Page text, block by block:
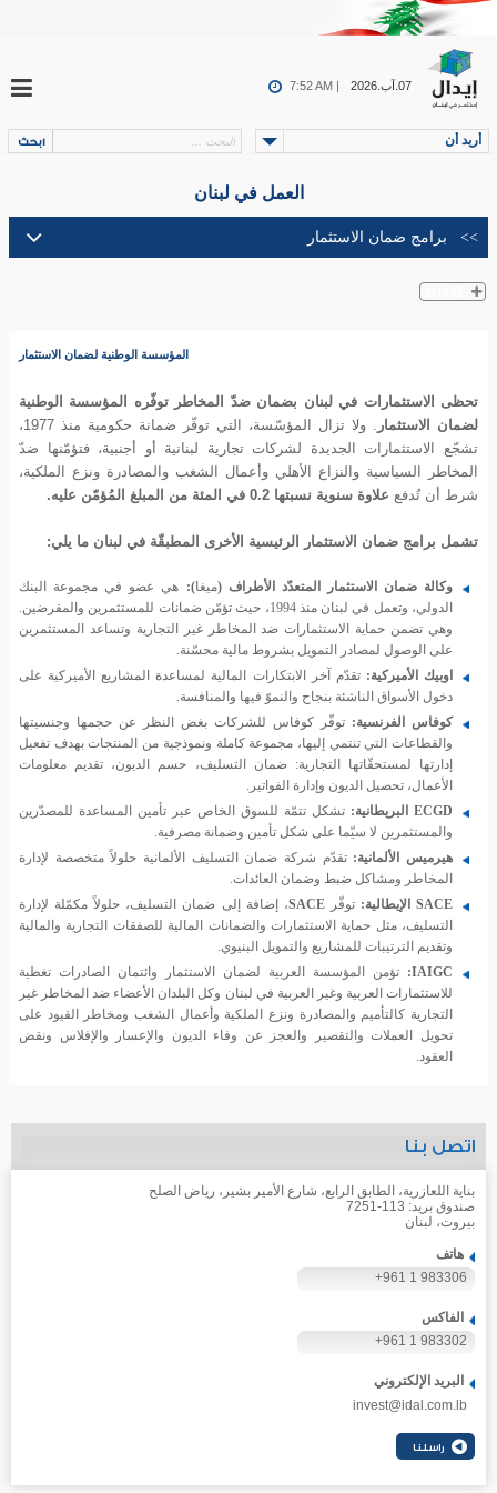
07.آب.2026 7:52 AM |
أريد أن
العمل في لبنان
المؤسسة الوطنية لضمان الاستثمار
تحظى الاستثمارات في لبنان بضمان ضدّ المخاطر توفّره المؤسسة الوطنية
لضمان الستثمار
. ولا تزال المؤسّسة، التي توفّر ضمانة حكومية منذ 1977،
تشجّع الاستثمارات الجديدة لشركات تجارية لبنانية أو أجنبية، فتؤمّنها ضدّ
المخاطر السياسية والنزاع الأهلي وأعمال الشغب والمصادرة ونزع الملكية،
شرط أن تُدفع علاوة سنوية نسبتها 0.2 في المئة من المبلغ المُؤمّن عليه.
تشمل برامج ضمان الاستثمار الرئيسية الأخرى المطبقّة في لبنان ما يلي:
وكالة ضمان الاستثمار المتعدّد الأطراف (ميغا): هي عضو في مجموعة البنك
الدولي، وتعمل في لبنان منذ 1994، حيث تؤمّن ضمانات للمستثمرين والمقرضين.
وهي تضمن حماية الاستثمارات ضد المخاطر غير التجارية وتساعد المستثمرين
على الوصول لمصادر التمويل بشروط مالية محسّنة.
اوبيك
الأميركية: تقدّم آخر الابتكارات المالية لمساعدة المشاريع الأميركية على
دخول الأسواق الناشئة بنجاح والنموّ فيها والمنافسة.
كوفاس
الفرنسية: توفّر كوفاس للشركات بغض النظر عن حجمها وجنسيتها
والقطاعات التي تنتمي إليها، مجموعة كاملة ونموذجية من المنتجات بهدف تفعيل
إدارتها لمستحقّاتها التجارية: ضمان التسليف، حسم الديون، تقديم معلومات
الأعمال، تحصيل الديون وإدارة الفواتير.
ECGD
البريطانية: تشكل تتمّة للسوق الخاص عبر تأمين المساعدة للمصدّرين
والمستثمرين لا سيّما على شكل تأمين وضمانة مصرفية.
هيرميس
الألمانية: تقدّم شركة ضمان التسليف الألمانية حلولاً متخصصة لإدارة
المخاطر ومشاكل ضبط وضمان العائدات.
SACE
الإيطالية: توفّرSACE، إضافة إلى ضمان التسليف، حلولاً مكمّلة لإدارة
التسليف، مثل حماية الاستثمارات والضمانات المالية للصفقات التجارية والمالية
وتقديم الترتيبات للمشاريع والتمويل البنيوي.
IAIGC
: تؤمن المؤسسة العربية لضمان الاستثمار وائتمان الصادرات تغطية
للاستثمارات العربية وغير العربية في لبنان وكل البلدان الأعضاء ضد المخاطر غير
التجارية كالتأميم والمصادرة ونزع الملكية وأعمال الشغب ومخاطر القيود على
تحويل العملات والتقصير والعجز عن وفاء الديون والإعسار والإفلاس ونقض
العقود.
اتصل بنا
بناية اللعازرية، الطابق الرابع، شارع الأمير بشير، رياض الصلح
صندوق بريد: 113-7251
بيروت، لبنان
هاتف
+961 1 983306
الفاكس
+961 1 983302
البريد الإلكتروني
invest@idal.com.lb